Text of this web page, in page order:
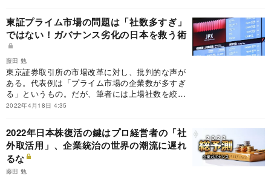
東証プライム市場の問題は「社数多すぎ」
ではない！ガバナンス劣化の日本を救う術
藤田 勉
東京証券取引所の市場改革に対し、批判的な声が
ある。代表例は「プライム市場の企業数が多すぎ
る」というもの。だが、筆者には上場社数を絞っ
ても、成長力が高まり株価が上がるとは考えられ
2022年4月18日 4:35
2022年日本株復活の鍵はプロ経営者の「社
外取活用」、企業統治の世界の潮流に遅れ
るな
藤田 勉